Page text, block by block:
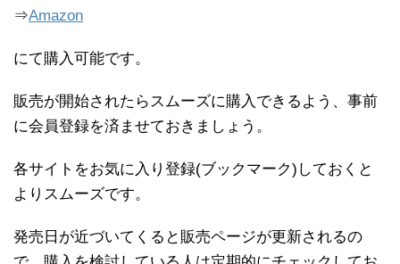
⇒Amazon
にて購入可能です。
販売が開始されたらスムーズに購入できるよう、事前
に会員登録を済ませておきましょう。
各サイトをお気に入り登録(ブックマーク)しておくと
よりスムーズです。
発売日が近づいてくると販売ページが更新されるの